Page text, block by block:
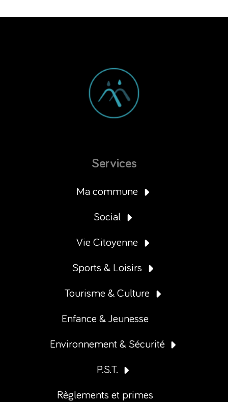
Services
Ma commune
Social
Vie Citoyenne
Sports & Loisirs
Tourisme & Culture
Enfance & Jeunesse
Environnement & Sécurité
P.S.T.
Règlements et primes